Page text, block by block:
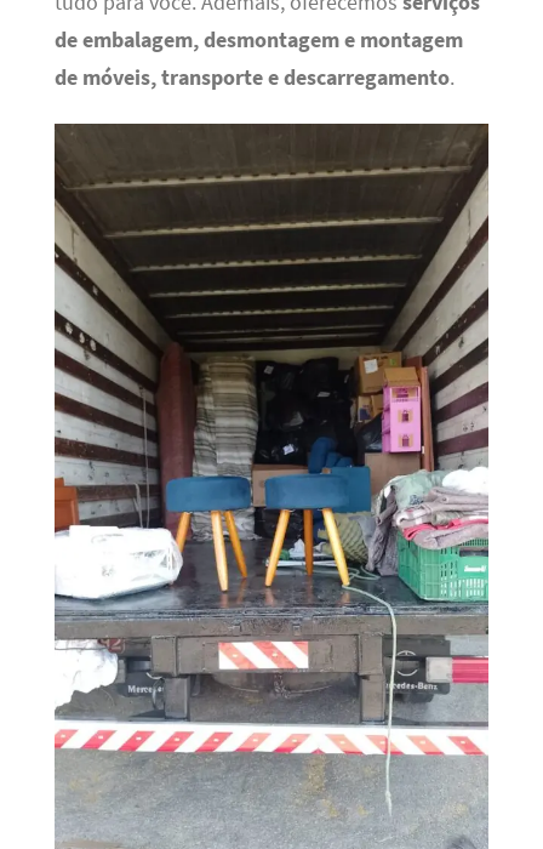
de embalagem, desmontagem e montagem
de móveis, transporte e descarregamento.